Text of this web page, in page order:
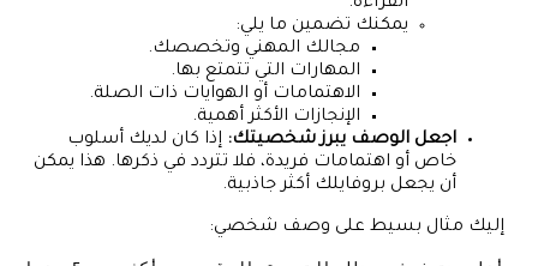
يمكنك تضمين ما يلي:
مجالك المهني وتخصصك.
المهارات التي تتمتع بها.
الاهتمامات أو الهوايات ذات الصلة.
الإنجازات الأكثر أهمية.
اجعل الوصف يبرز شخصيتك: إذا كان لديك أسلوب
خاص أو اهتمامات فريدة، فلا تتردد في ذكرها. هذا يمكن
أن يجعل بروفايلك أكثر جاذبية.
إليك مثال بسيط على وصف شخصي: